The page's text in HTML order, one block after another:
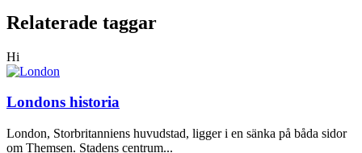
Relaterade taggar
Hi
Londons historia
London, Storbritanniens huvudstad, ligger i en sänka på båda sidor
om Themsen. Stadens centrum...